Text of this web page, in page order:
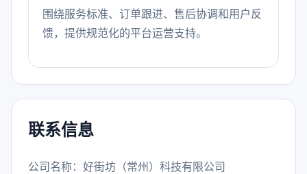
围绕服务标准、订单跟进、售后协调和用户反
馈，提供规范化的平台运营支持。
联系信息
公司名称：好街坊（常州）科技有限公司